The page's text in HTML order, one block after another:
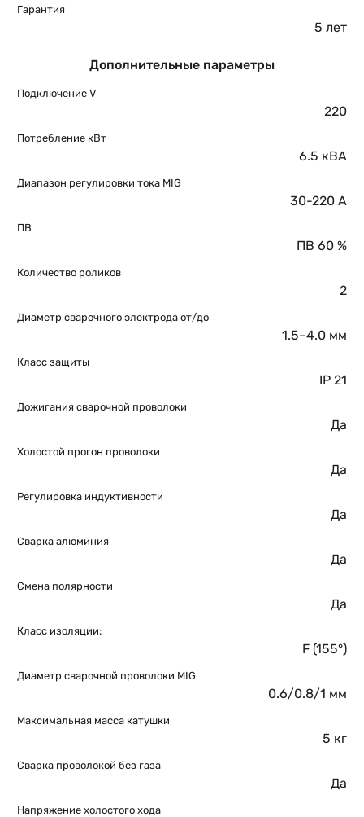
Гарантия
5 лет
Дополнительные параметры
Подключение V
220
Потребление кВт
6.5 кВА
Диапазон регулировки тока MIG
30-220 A
ПВ
ПВ 60 %
Количество роликов
2
Диаметр сварочного электрода от/до
1.5–4.0 мм
Класс защиты
IP 21
Дожигания сварочной проволоки
Да
Холостой прогон проволоки
Да
Регулировка индуктивности
Да
Сварка алюминия
Да
Смена полярности
Да
Класс изоляции:
F (155°)
Диаметр сварочной проволоки MIG
0.6/0.8/1 мм
Максимальная масса катушки
5 кг
Сварка проволокой без газа
Да
Напряжение холостого хода